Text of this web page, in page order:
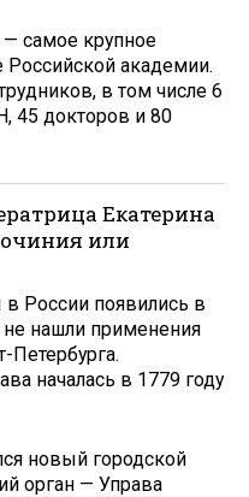
— самое крупное
Российской академии.
в том числе 6
45 докторов и 80
Екатерина
или
России появились в
не нашли применения
началась в 1779 году
новый городской
орган — Управа